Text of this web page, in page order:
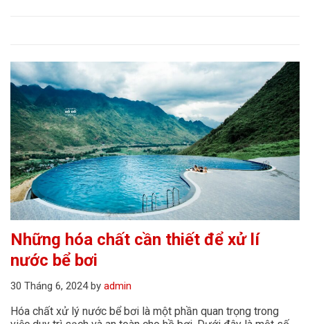
Những hóa chất cần thiết để xử lí
nước bể bơi
30 Tháng 6, 2024by admin
Hóa chất xử lý nước bể bơi là một phần quan trọng trong